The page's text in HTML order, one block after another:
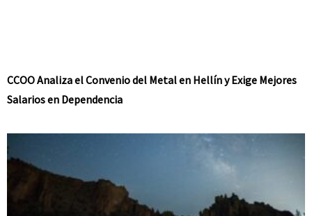
CCOO Analiza el Convenio del Metal en Hellín y Exige Mejores
Salarios en Dependencia